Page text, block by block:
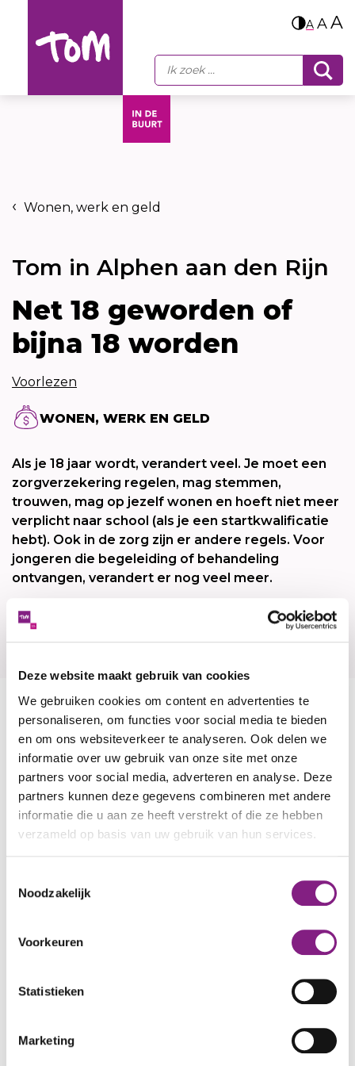
Deze website maakt gebruik van cookies
We gebruiken cookies om content en advertenties te
personaliseren, om functies voor social media te bieden
en om ons websiteverkeer te analyseren. Ook delen we
informatie over uw gebruik van onze site met onze
partners voor social media, adverteren en analyse. Deze
partners kunnen deze gegevens combineren met andere
informatie die u aan ze heeft verstrekt of die ze hebben
verzameld op basis van uw gebruik van hun services.
Noodzakelijk
Voorkeuren
Statistieken
Marketing
A AA
Wonen, werk en geld
Net 18 geworden of
bijna 18 worden
Tom in Alphen aan den Rijn
Voorlezen
WONEN, WERK EN GELD
Als je 18 jaar wordt, verandert veel. Je moet een
zorgverzekering regelen, mag stemmen,
trouwen, mag op jezelf wonen en hoeft niet meer
verplicht naar school (als je een startkwalificatie
hebt). Ook in de zorg zijn er andere regels. Voor
jongeren die begeleiding of behandeling
ontvangen, verandert er nog veel meer.
Het is dus belangrijk dat je goed weet wat je
moet regelen.
Wat moet je regelen?
Doe decheck van de Rijksoverheid.
Bekijk deinformatie van het Jongeren
Informatie Punt
Jongeren Informatie Punt in
Het Jongeren Informatie Punt (JIP) helpt jou bij